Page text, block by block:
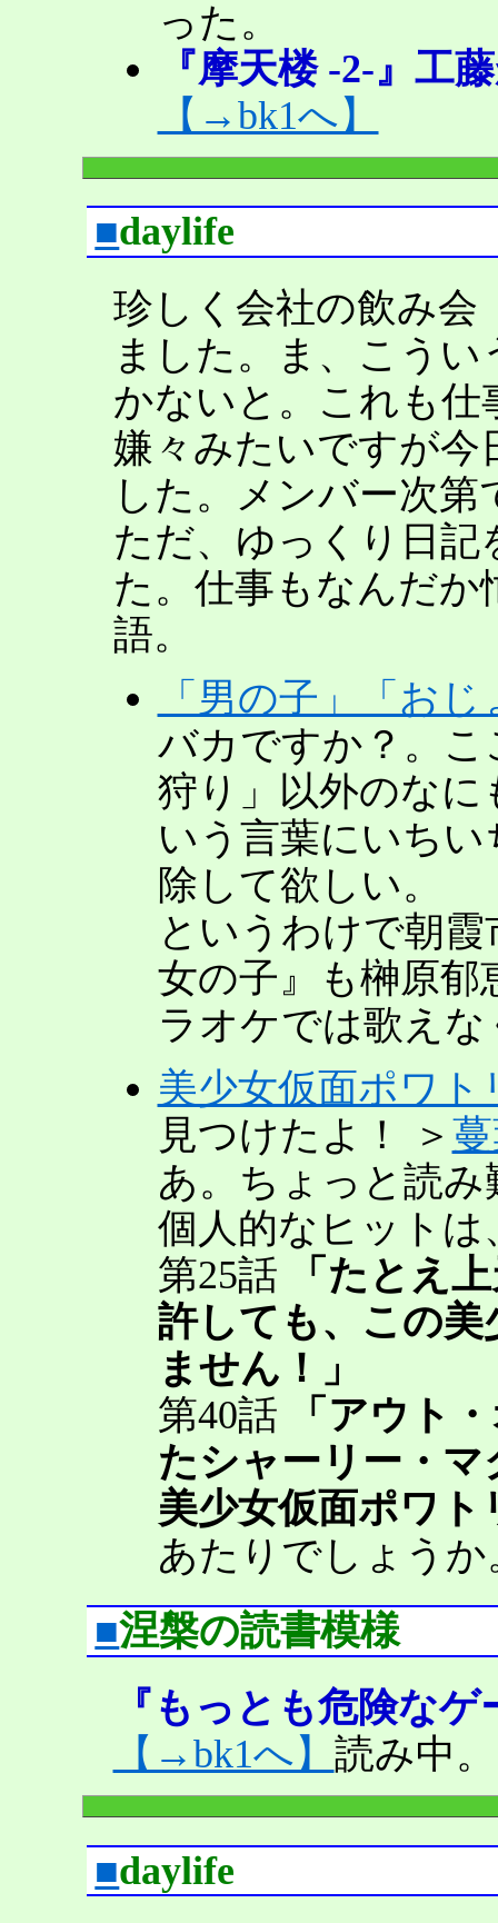
った。
『摩天楼 -2-』工
【→bk1へ】
■daylife
珍しく会社の飲み会
ました。ま、こう
かないと。これも仕
嫌々みたいですが
した。メンバー次
ただ、ゆっくり日
た。仕事もなんだ
語。
「男の子」「お
バカですか？。
狩り」以外のな
いう言葉にいち
除して欲しい。
というわけで朝
女の子』も榊原郁
ラオケでは歌え
美少女仮面ポワト
見つけたよ！ ＞
あ。ちょっと読み
個人的なヒットは
第25話
「たとえ
許しても、この
ません！」
第40話
「アウト
たシャーリー・
美少女仮面ポワ
あたりでしょうか
■涅槃の読書模様
『もっとも危険な
【→bk1へ】 読み中。
■daylife